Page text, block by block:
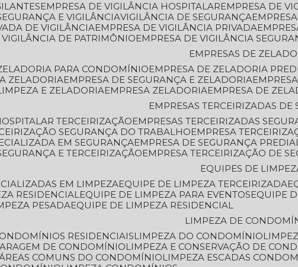
EMPRESA DE VIGILÂNCIA HOSPITALAR
EMPRESA DE
E VIGILÂNCIA VIGILÂNCIA DE SEGURANÇA
DE VIGILÂNCIA
EMPRESA DE VIGILÂNCIA PRIVADA
VIGILÂNCIA DE PATRIMÔNIO
EMPRESA DE VIGILÂNCIA
EMPRESAS DE
PARA CONDOMÍNIO
EMPRESA DE ZELADORIA
ZELADORIA
EMPRESA DE SEGURANÇA E ZELADORIA
E ZELADORIA
EMPRESA ZELADORIA
EMPRESA DE
EMPRESAS TERCEIRIZADAS DE
TERCEIRIZAÇÃO
EMPRESAS TERCEIRIZADAS
SEGURANÇA DO TRABALHO
EMPRESA
EM SEGURANÇA
EMPRESA DE SEGURANÇA
E TERCEIRIZAÇÃO
EMPRESA TERCEIRIZAÇÃO DE
EQUIPES DE
EM LIMPEZA EQUIPE DE LIMPEZA TERCEIRIZADA
RESIDENCIAL EQUIPE DE LIMPEZA PARA EVENTOS EQUIPE
PESADA EQUIPE DE LIMPEZA RESIDENCIAL
LIMPEZA DE
RESIDENCIAIS
LIMPEZA DO CONDOMÍNIO
DE CONDOMÍNIO
LIMPEZA E CONSERVAÇÃO DE
ÁREAS COMUNS DO CONDOMÍNIO
LIMPEZA ESCADAS